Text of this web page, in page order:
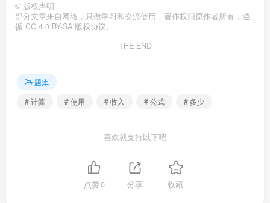
© 版权声明
部分文章来自网络，只做学习和交流使用，著作权归原作者所有，遵
循 CC 4.0 BY-SA 版权协议。
THE END
题库
# 计算
# 使用 # 收入 # 公式 # 多少
喜欢就支持以下吧
点赞0 分享 收藏